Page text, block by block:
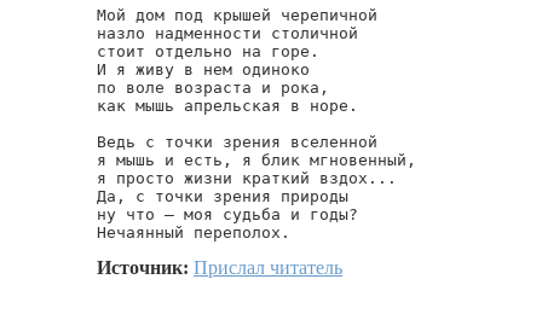
Мой дом под крышей черепичной
назло надменности столичной
стоит отдельно на горе.
И я живу в нем одиноко
по воле возраста и рока,
как мышь апрельская в норе.
Ведь с точки зрения вселенной
я мышь и есть, я блик мгновенный,
я просто жизни краткий вздох...
Да, с точки зрения природы
ну что — моя судьба и годы?
Нечаянный переполох.
Источник: Прислал читатель